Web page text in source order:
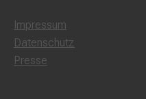
Impressum
Datenschutz
Presse